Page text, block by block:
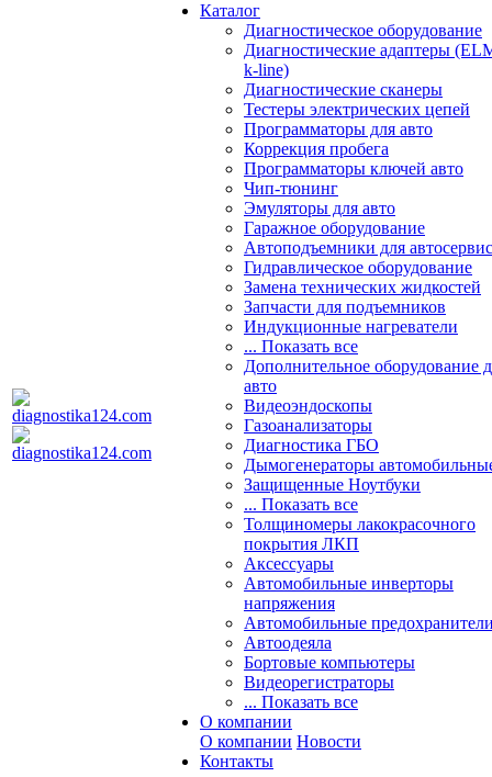
Каталог
Диагностическое оборудование
Диагностические адаптеры
k-line)
Диагностические сканеры
Тестеры электрических цепей
Программаторы для авто
Коррекция пробега
Программаторы ключей авто
Чип-тюнинг
Эмуляторы для авто
Гаражное оборудование
Автоподъемники для
Гидравлическое оборудование
Замена технических жидкостей
Запчасти для подъемников
Индукционные нагреватели
... Показать все
Дополнительное оборудование
авто
Видеоэндоскопы
Газоанализаторы
Диагностика ГБО
Дымогенераторы
Защищенные Ноутбуки
... Показать все
Толщиномеры лакокрасочного
покрытия ЛКП
Аксессуары
Автомобильные инверторы
напряжения
Автомобильные
Автоодеяла
Бортовые компьютеры
Видеорегистраторы
... Показать все
О компании
О компании Новости
Контакты